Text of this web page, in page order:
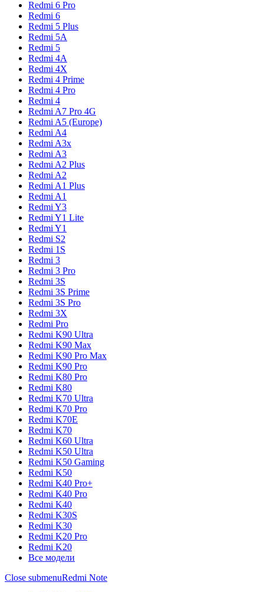
Redmi 6 Pro
Redmi 6
Redmi 5 Plus
Redmi 5A
Redmi 5
Redmi 4A
Redmi 4X
Redmi 4 Prime
Redmi 4 Pro
Redmi 4
Redmi A7 Pro 4G
Redmi A5 (Europe)
Redmi A4
Redmi A3x
Redmi A3
Redmi A2 Plus
Redmi A2
Redmi A1 Plus
Redmi A1
Redmi Y3
Redmi Y1 Lite
Redmi Y1
Redmi S2
Redmi 1S
Redmi 3
Redmi 3 Pro
Redmi 3S
Redmi 3S Prime
Redmi 3S Pro
Redmi 3X
Redmi Pro
Redmi K90 Ultra
Redmi K90 Max
Redmi K90 Pro Max
Redmi K90 Pro
Redmi K80 Pro
Redmi K80
Redmi K70 Ultra
Redmi K70 Pro
Redmi K70E
Redmi K70
Redmi K60 Ultra
Redmi K50 Ultra
Redmi K50 Gaming
Redmi K50
Redmi K40 Pro+
Redmi K40 Pro
Redmi K40
Redmi K30S
Redmi K30
Redmi K20 Pro
Redmi K20
Все модели
Close submenuRedmi Note